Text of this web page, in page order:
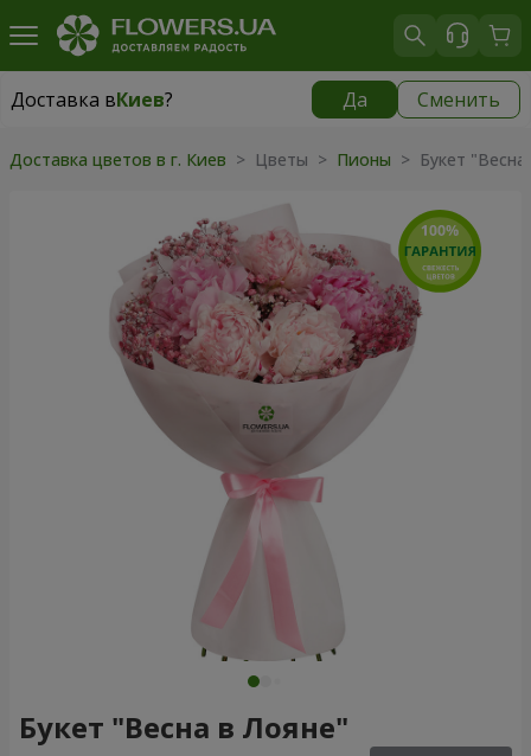
Доставка вКиев? Да Сменить
Доставка вКиев
Доставка цветов в г. Киев > Цветы > Пионы > Букет
Букет "Весна в Лояне"